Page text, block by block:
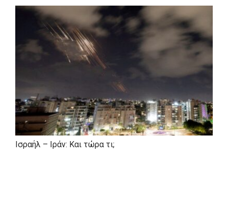
Ισραήλ – Ιράν: Και τώρα τι;